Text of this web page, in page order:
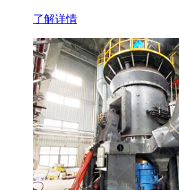
了解详情